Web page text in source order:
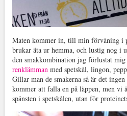
Maten kommer in, till min förvåning i
brukar äta ur hemma, och lustig nog i
den smakkombination jag förlustat
renklämmanmed spetskål, lingon,
Gillar man de smakerna så är det
kommer att falla en på läppen, men vi
spänsten i spetskålen, utan för